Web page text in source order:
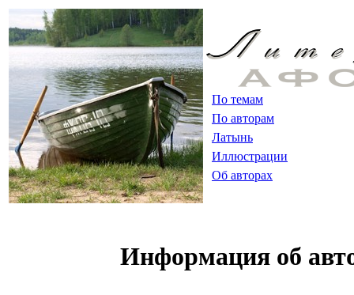
По темам
По авторам
Латынь
Иллюстрации
Об авторах
Информация об